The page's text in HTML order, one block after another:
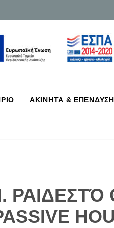
to
ΑΚΙΝΗΤΑ & ΕΠΕΝΔΥΣΗ